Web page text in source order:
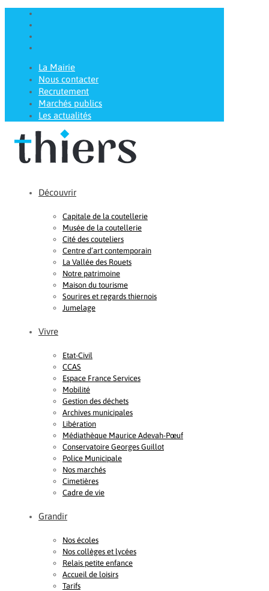
La Mairie
Nous contacter
Recrutement
Marchés publics
Les actualités
Découvrir
Capitale de la coutellerie
Musée de la coutellerie
Cité des couteliers
Centre d’art contemporain
La Vallée des Rouets
Notre patrimoine
Maison du tourisme
Sourires et regards thiernois
Jumelage
Vivre
Etat-Civil
CCAS
Espace France Services
Mobilité
Gestion des déchets
Archives municipales
Libération
Médiathèque Maurice Adevah-Pœuf
Conservatoire Georges Guillot
Police Municipale
Nos marchés
Cimetières
Cadre de vie
Grandir
Nos écoles
Nos collèges et lycées
Relais petite enfance
Accueil de loisirs
Tarifs